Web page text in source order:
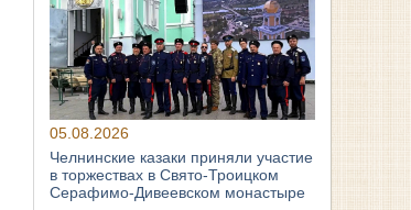
05.08.2026
Челнинские казаки приняли участие
в торжествах в Свято‑Троицком
Серафимо‑Дивеевском монастыре